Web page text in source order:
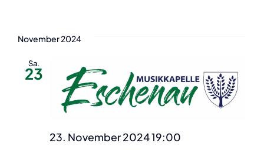
Ansichten,
Navigation
November 2024
Sa.
23
23. November 2024 19:00